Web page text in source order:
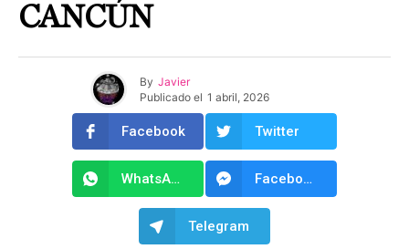
CANCÚN
By Javier
Publicado el 1 abril, 2026
Facebook Twitter
WhatsApp Facebook Messenger
Telegram